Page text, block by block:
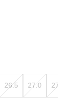
26.5 27.0 27.5